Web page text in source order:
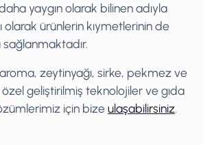
yaygın olarak bilinen adıyla
olarak ürünlerin kıymetlerinin de
sağlanmaktadır.
zeytinyağı, sirke, pekmez ve
geliştirilmiş teknolojiler ve gıda
için bizeulaşabilirsiniz